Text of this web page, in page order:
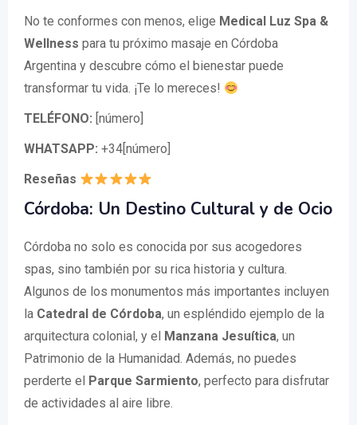
No te conformes con menos, elige Medical Luz Spa &
Wellness para tu próximo masaje en Córdoba
Argentina y descubre cómo el bienestar puede
transformar tu vida. ¡Te lo mereces!
TELÉFONO: [número]
WHATSAPP: +34[número]
Reseñas
Córdoba: Un Destino Cultural y de Ocio
Córdoba no solo es conocida por sus acogedores
spas, sino también por su rica historia y cultura.
Algunos de los monumentos más importantes incluyen
la Catedral de Córdoba, un espléndido ejemplo de la
arquitectura colonial, y el Manzana Jesuítica, un
Patrimonio de la Humanidad. Además, no puedes
perderte el Parque Sarmiento, perfecto para disfrutar
de actividades al aire libre.